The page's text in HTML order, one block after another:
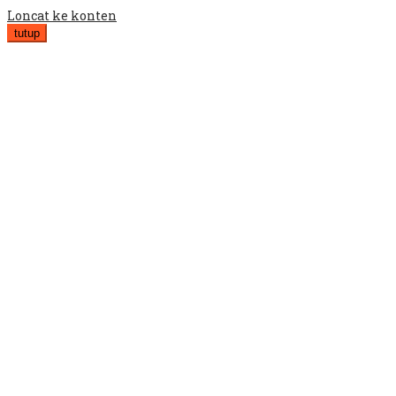
Loncat ke konten
tutup